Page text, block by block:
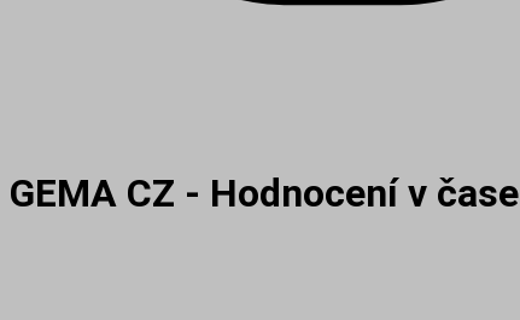
GEMA CZ - Hodnocení v čase